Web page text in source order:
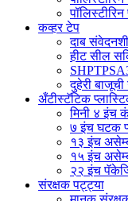
कव्हर टेप
दाब
हीट सील
दुहेरी
अँटीस्टॅटिक
मिनी ४ इंच
७ इंच घटक
१३ इंच
१५ इंच
२२ इंच
संरक्षक पट्ट्या